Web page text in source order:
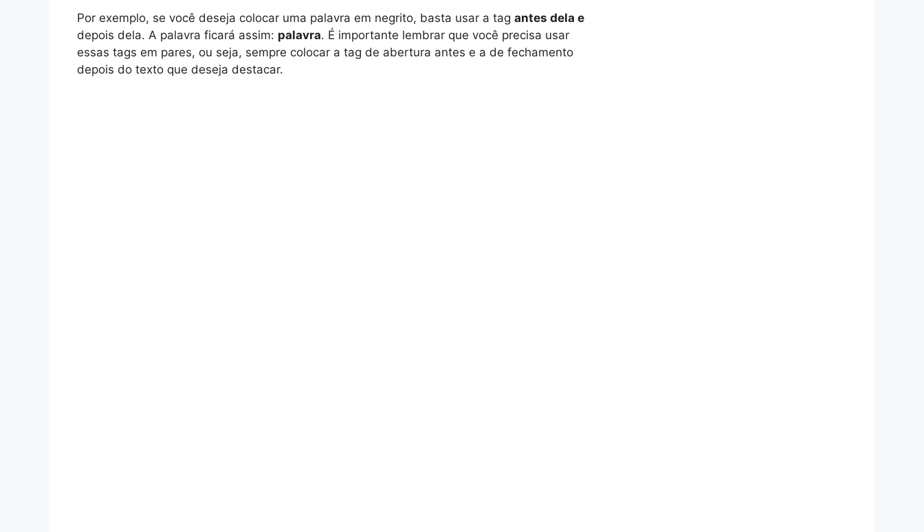
Por exemplo, se você deseja colocar uma palavra em negrito, basta usar a tag antes dela e
depois dela. A palavra ficará assim: palavra. É importante lembrar que você precisa usar
essas tags em pares, ou seja, sempre colocar a tag de abertura antes e a de fechamento
depois do texto que deseja destacar.